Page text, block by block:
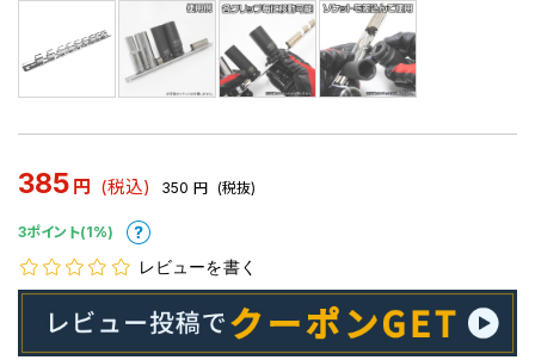
385 円 (税込) 350 円 (税抜)
3ポイント(1%)
レビューを書く